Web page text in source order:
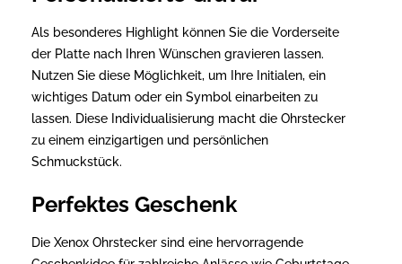
Als besonderes Highlight können Sie die Vorderseite
der Platte nach Ihren Wünschen gravieren lassen.
Nutzen Sie diese Möglichkeit, um Ihre Initialen, ein
wichtiges Datum oder ein Symbol einarbeiten zu
lassen. Diese Individualisierung macht die Ohrstecker
zu einem einzigartigen und persönlichen
Schmuckstück.
Perfektes Geschenk
Die Xenox Ohrstecker sind eine hervorragende